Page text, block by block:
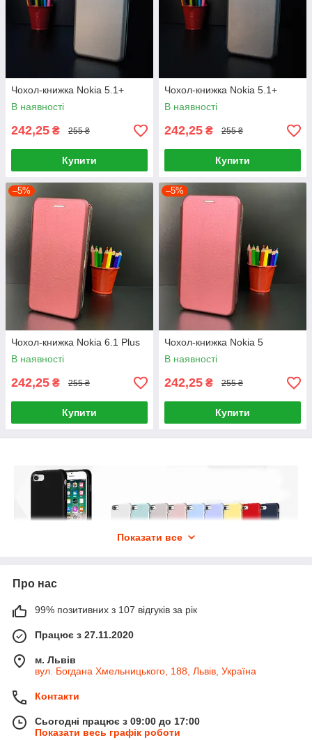
Чохол-книжка Nokia 5.1+
В наявності
242,25 ₴ 255 ₴
Купити
Чохол-книжка Nokia 5.1+
В наявності
242,25 ₴ 255 ₴
Купити
–5%
Чохол-книжка Nokia 6.1 Plus
В наявності
242,25 ₴ 255 ₴
Купити
–5%
Чохол-книжка Nokia 5
В наявності
242,25 ₴ 255 ₴
Купити
Обеспечивает стопроцентную защиту телефона при
Silicone Case заботится не только о корпусе, но и о дисплее
бортики, которые помогают защитить его лицевую поверхность
Внутри поликарбонатная пластина
Основа на термостойком силиконе
Показати все
Про нас
99% позитивних з 107 відгуків за рік
Працює з 27.11.2020
м. Львів
вул. Богдана Хмельницького, 188, Львів, Україна
Контакти
Сьогодні працює з 09:00 до 17:00
Показати весь графік роботи